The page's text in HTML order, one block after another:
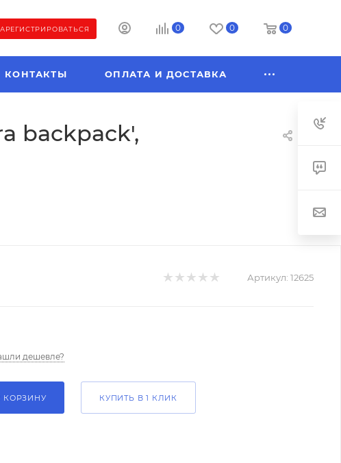
0 0 0
КОНТАКТЫ ОПЛАТА И ДОСТАВКА
backpack',
Артикул: 12625
дешевле?
КОРЗИНУ КУПИТЬ В 1 КЛИК